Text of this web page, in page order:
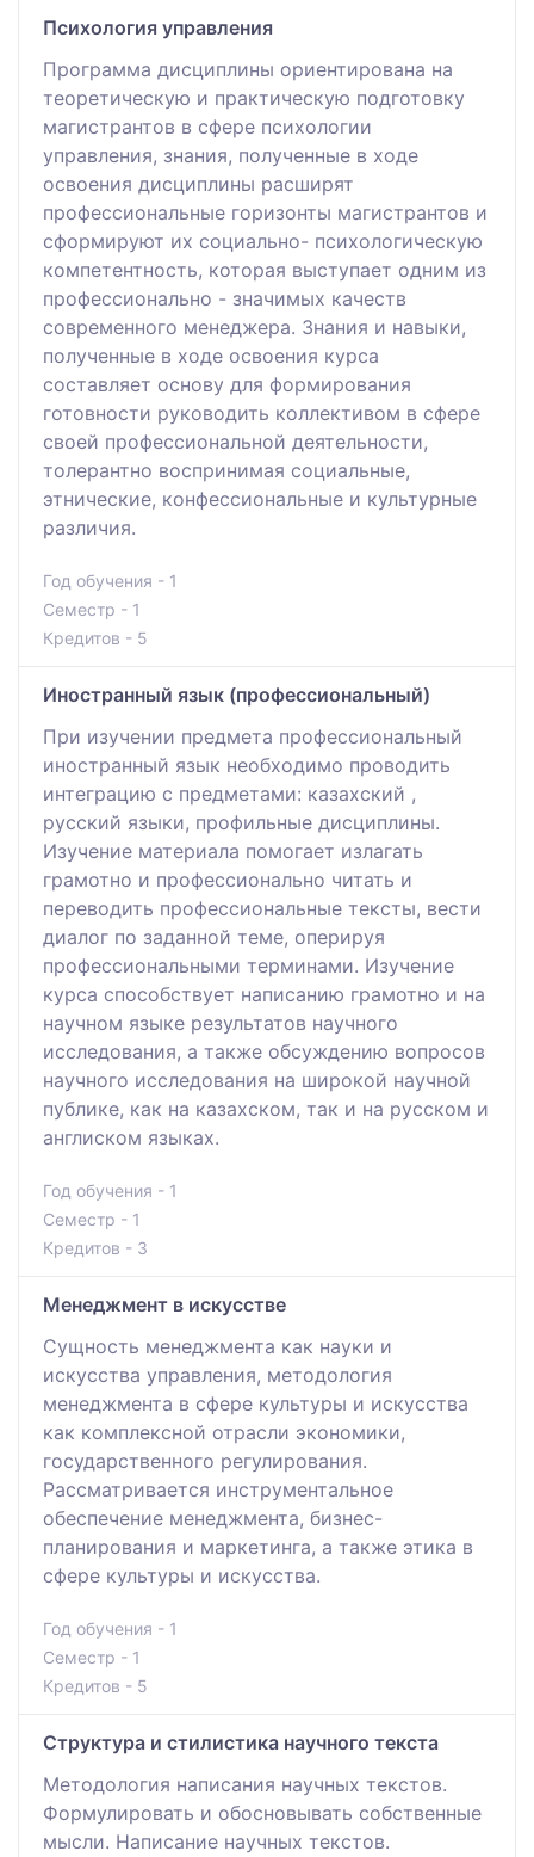
Психология управления
Программа дисциплины ориентирована на
теоретическую и практическую подготовку
магистрантов в сфере психологии
управления, знания, полученные в ходе
освоения дисциплины расширят
профессиональные горизонты магистрантов и
сформируют их социально- психологическую
компетентность, которая выступает одним из
профессионально - значимых качеств
современного менеджера. Знания и навыки,
полученные в ходе освоения курса
составляет основу для формирования
готовности руководить коллективом в сфере
своей профессиональной деятельности,
толерантно воспринимая социальные,
этнические, конфессиональные и культурные
различия.
Год обучения - 1
Семестр - 1
Кредитов - 5
Иностранный язык (профессиональный)
При изучении предмета профессиональный
иностранный язык необходимо проводить
интеграцию с предметами: казахский ,
русский языки, профильные дисциплины.
Изучение материала помогает излагать
грамотно и профессионально читать и
переводить профессиональные тексты, вести
диалог по заданной теме, оперируя
профессиональными терминами. Изучение
курса способствует написанию грамотно и на
научном языке результатов научного
исследования, а также обсуждению вопросов
научного исследования на широкой научной
публике, как на казахском, так и на русском и
англиском языках.
Год обучения - 1
Семестр - 1
Кредитов - 3
Менеджмент в искусстве
Сущность менеджмента как науки и
искусства управления, методология
менеджмента в сфере культуры и искусства
как комплексной отрасли экономики,
государственного регулирования.
Рассматривается инструментальное
обеспечение менеджмента, бизнес-
планирования и маркетинга, а также этика в
сфере культуры и искусства.
Год обучения - 1
Семестр - 1
Кредитов - 5
Структура и стилистика научного текста
Методология написания научных текстов.
Формулировать и обосновывать собственные
мысли. Написание научных текстов.